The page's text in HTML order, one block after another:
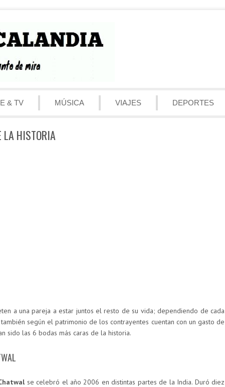
& TV MÚSICA VIAJES DEPORTES
LA HISTORIA
a una pareja a estar juntos el resto de su vida; dependiendo de cada
según el patrimonio de los contrayentes cuentan con un gasto de
sido las 6 bodas más caras de la historia.
se celebró el año 2006 en distintas partes de la India. Duró diez